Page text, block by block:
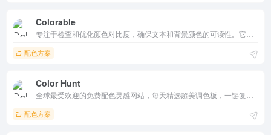
Colorable
配色方案
Color Hunt
配色方案